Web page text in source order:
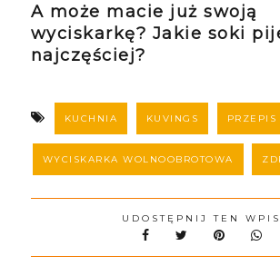
A może macie już swoją
wyciskarkę? Jakie soki
najczęściej?
KUCHNIA KUVINGS PRZEPIS
WYCISKARKA WOLNOOBROTOWA
UDOSTĘPNIJ TEN